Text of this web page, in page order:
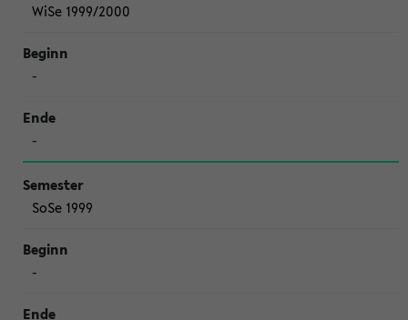
WiSe 1999/2000
-
-
SoSe 1999
-